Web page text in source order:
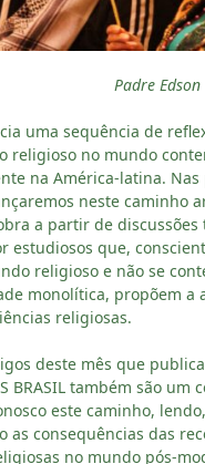
Padre Edson
uma sequência de
religioso no mundo
na América-latina. Nas
neste caminho
a partir de discussões
estudiosos que,
religioso e não se
monolítica, propõem a
religiosas.
deste mês que
BRASIL também são um
este caminho,
as consequências das
no mundo pós-